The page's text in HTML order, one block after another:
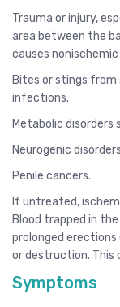
Trauma or injury,
area between the
causes nonischemic
Bites or stings from
infections.
Metabolic disorders
Neurogenic
Penile cancers.
If untreated,
Blood trapped in
prolonged erections
or destruction.
Symptoms